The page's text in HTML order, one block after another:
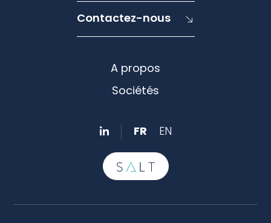
Contactez-nous
A propos
Sociétés
FR EN